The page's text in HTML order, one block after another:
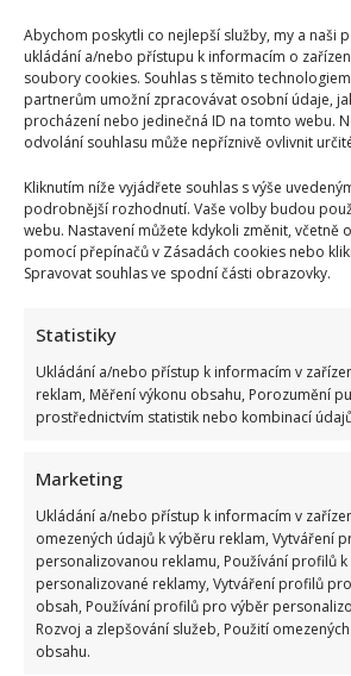
Abychom poskytli co nejlepší služby, my a naši
ukládání a/nebo přístupu k informacím o
soubory cookies. Souhlas s těmito
partnerům umožní zpracovávat osobní údaje,
procházení nebo jedinečná ID na tomto webu.
odvolání souhlasu může nepříznivě ovlivnit
Kliknutím níže vyjádřete souhlas s výše
podrobnější rozhodnutí. Vaše volby budou
webu. Nastavení můžete kdykoli změnit, včetně
pomocí přepínačů v Zásadách cookies nebo
Spravovat souhlas ve spodní části obrazovky.
Statistiky
Ukládání a/nebo přístup k informacím v
reklam, Měření výkonu obsahu, Porozumění
prostřednictvím statistik nebo kombinací
Marketing
Ukládání a/nebo přístup k informacím v
omezených údajů k výběru reklam, Vytváření
personalizovanou reklamu, Používání profilů k
personalizované reklamy, Vytváření profilů
obsah, Používání profilů pro výběr
Rozvoj a zlepšování služeb, Použití
obsahu.